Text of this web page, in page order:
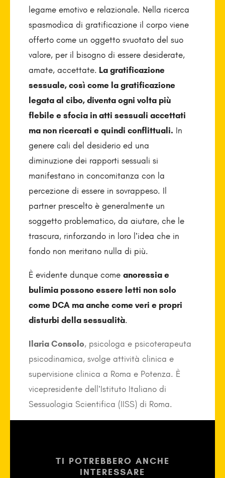
legame emotivo e relazionale. Nella ricerca
spasmodica di gratificazione il corpo viene
offerto come un oggetto svuotato del suo
valore, per il bisogno di essere desiderate,
amate, accettate. La gratificazione
sessuale, così come la gratificazione
legata al cibo, diventa ogni volta più
flebile e sfocia in atti sessuali accettati
ma non ricercati e quindi conflittuali. In
genere cali del desiderio ed una
diminuzione dei rapporti sessuali si
manifestano in concomitanza con la
percezione di essere in sovrappeso. Il
partner prescelto è generalmente un
soggetto problematico, da aiutare, che le
trascura, rinforzando in loro l’idea che in
fondo non meritano nulla di più.
È evidente dunque come anoressia e
bulimia possono essere letti non solo
come DCA ma anche come veri e propri
disturbi della sessualità.
Ilaria Consolo, psicologa e psicoterapeuta
psicodinamica, svolge attività clinica e
supervisione clinica a Roma e Potenza. È
vicepresidente dell’Istituto Italiano di
Sessuologia Scientifica (IISS) di Roma.
TI POTREBBERO ANCHE
INTERESSARE